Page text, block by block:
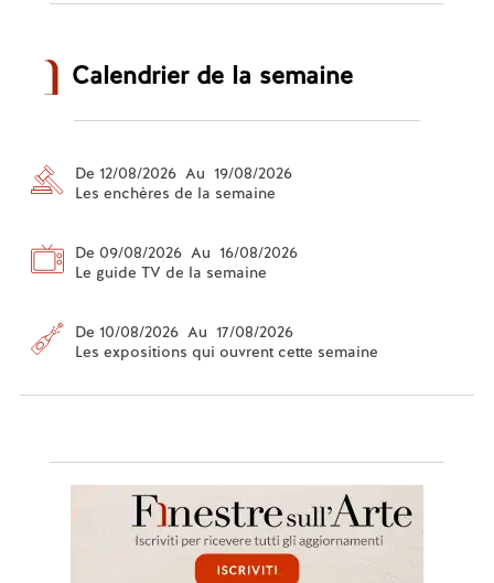
Calendrier de la semaine
De 12/08/2026 Au 19/08/2026
Les enchères de la semaine
De 09/08/2026 Au 16/08/2026
Le guide TV de la semaine
De 10/08/2026 Au 17/08/2026
Les expositions qui ouvrent cette semaine